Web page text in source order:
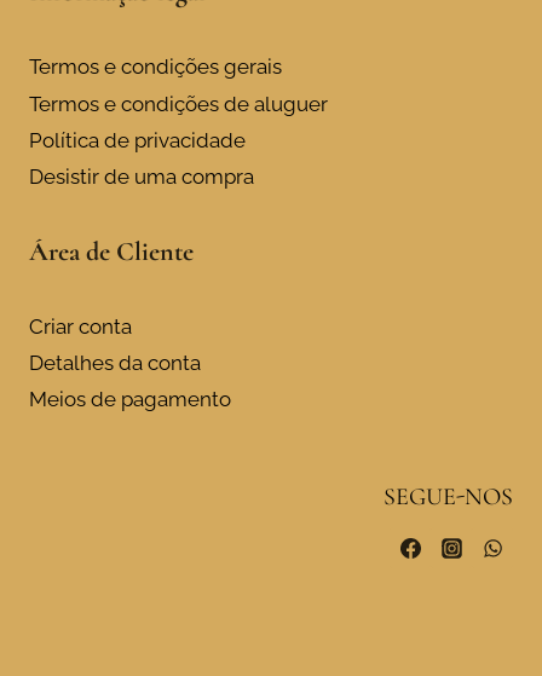
Termos e condições gerais
Termos e condições de aluguer
Política de privacidade
Desistir de uma compra
Área de Cliente
Criar conta
Detalhes da conta
Meios de pagamento
SEGUE-NOS